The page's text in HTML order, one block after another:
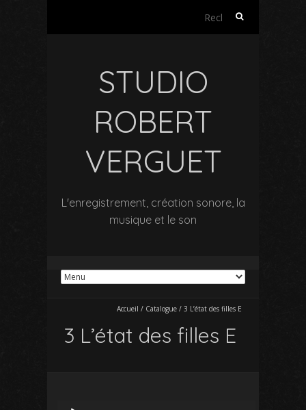
Rechercher :
STUDIO
ROBERT
VERGUET
L'enregistrement, création sonore, la
musique et le son
Accueil / Catalogue / 3 L’état des filles E
3 L’état des filles E